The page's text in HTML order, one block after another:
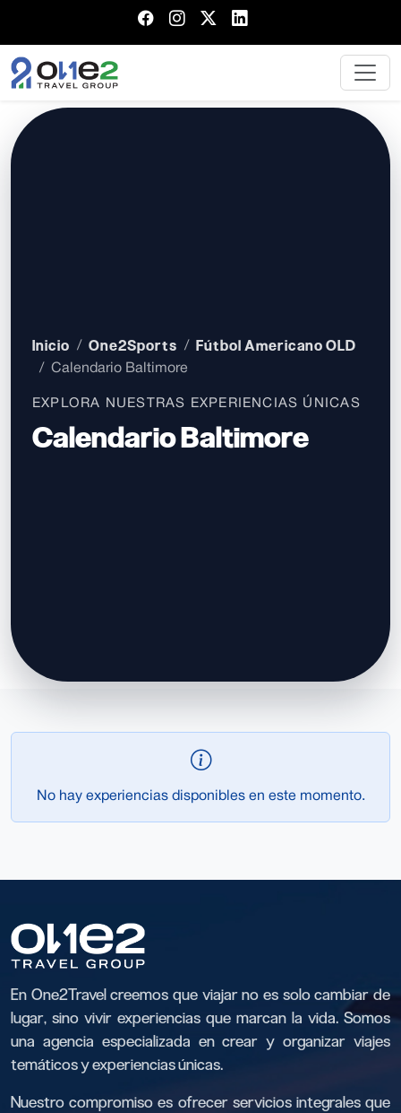
Inicio One2Sports Fútbol Americano OLD
Calendario Baltimore
EXPLORA NUESTRAS EXPERIENCIAS ÚNICAS
Calendario Baltimore
No hay experiencias disponibles en este momento.
En One2Travel creemos que viajar no es solo cambiar de
lugar, sino vivir experiencias que marcan la vida. Somos
una agencia especializada en crear y organizar viajes
temáticos y experiencias únicas.
Nuestro compromiso es ofrecer servicios integrales que